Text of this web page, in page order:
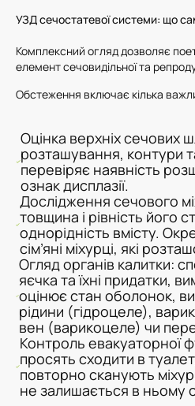
УЗД сечостатевої системи: що
Комплексний огляд дозволяє
елемент сечовидільної та
Обстеження включає кілька
Оцінка верхніх сечових
розташування, контури
перевіряє наявність
ознак дисплазії.
Дослідження сечового
товщина і рівність його
однорідність вмісту.
сім’яні міхурці, які
Огляд органів калитки:
яєчка та їхні придатки,
оцінює стан оболонок,
рідини (гідроцеле),
вен (варикоцеле) чи
Контроль евакуаторної
просять сходити в
повторно сканують
не залишається в ньому